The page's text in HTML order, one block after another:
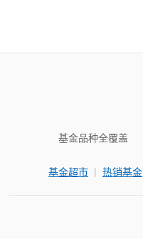
基金品种全覆盖
基金超市 | 热销基金